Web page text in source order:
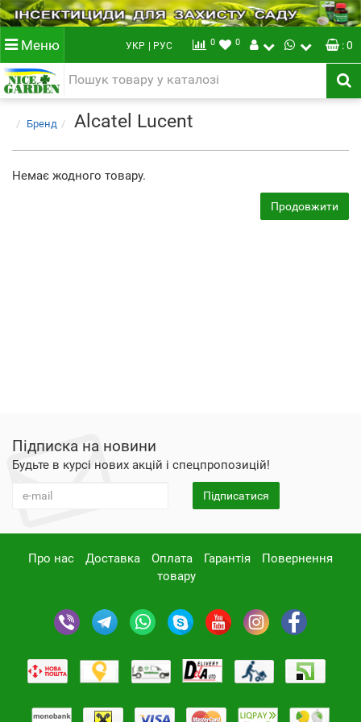
Меню УКР | РУС 0 0 : 0
Бренд Alcatel Lucent
Немає жодного товару.
Продовжити
Підписка на новини
Будьте в курсі нових акцій і спецпропозицій!
Підписатися
Про нас Доставка Оплата Гарантія
Повернення
товару